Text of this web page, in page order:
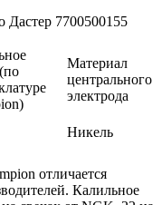
Дастер 7700500155
Материал
центрального
электрода
Никель
отличается
Калильное